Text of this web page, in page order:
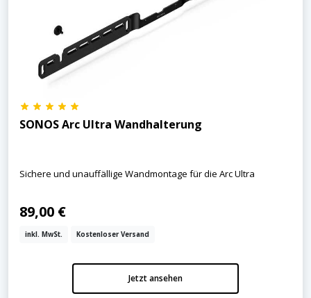
SONOS Arc Ultra Wandhalterung
Sichere und unauffällige Wandmontage für die Arc Ultra
89,00 €
inkl. MwSt. Kostenloser Versand
Jetzt ansehen